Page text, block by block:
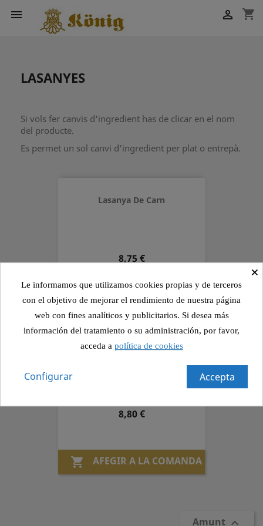
 shopping_cart

LASANYES
Si vols fer canvis d'ingredient has de clicar en el nom
del producte.
Es permet un sol canvi d'ingredient per plat o entrepà.
Lasanya De Carn
Preu
8,75 €
 AFEGIR A LA COMANDA
Preu
8,80 €
 AFEGIR A LA COMANDA
Amunt 
×
Le informamos que utilizamos cookies propias y de terceros
con el objetivo de mejorar el rendimiento de nuestra página
web con fines analíticos y publicitarios. Si desea más
información del tratamiento o su administración, por favor,
acceda a política de cookies
Accepta
Configurar